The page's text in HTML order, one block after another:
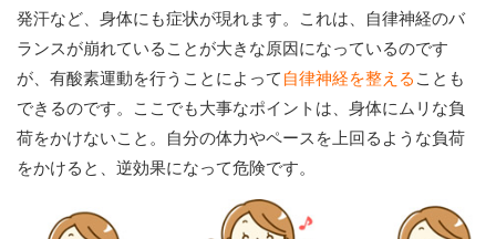
発汗など、身体にも症状が現れます。これは、自律神経のバ
ランスが崩れていることが大きな原因になっているのです
が、有酸素運動を行うことによって 自律神経を整える ことも
できるのです。ここでも大事なポイントは、身体にムリな負
荷をかけないこと。自分の体力やペースを上回るような負荷
をかけると、逆効果になって危険です。